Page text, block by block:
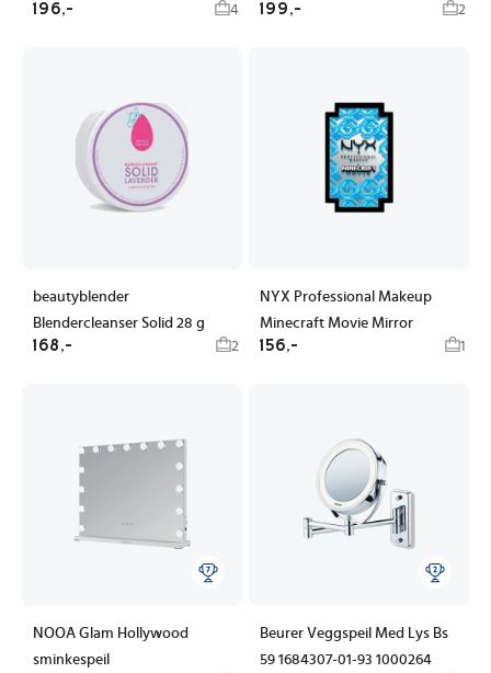
196,- 4 199,- 2
beautyblender
Blendercleanser Solid 28 g
168,- 2
NYX Professional Makeup
Minecraft Movie Mirror
156,- 1
NOOA Glam Hollywood
sminkespeil
Beurer Veggspeil Med Lys Bs
59 1684307-01-93 1000264